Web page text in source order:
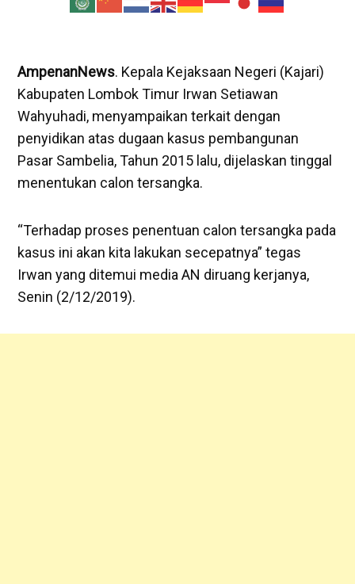
AmpenanNews. Kepala Kejaksaan Negeri (Kajari)
Kabupaten Lombok Timur Irwan Setiawan
Wahyuhadi, menyampaikan terkait dengan
penyidikan atas dugaan kasus pembangunan
Pasar Sambelia, Tahun 2015 lalu, dijelaskan tinggal
menentukan calon tersangka.
“Terhadap proses penentuan calon tersangka pada
kasus ini akan kita lakukan secepatnya” tegas
Irwan yang ditemui media AN diruang kerjanya,
Senin (2/12/2019).